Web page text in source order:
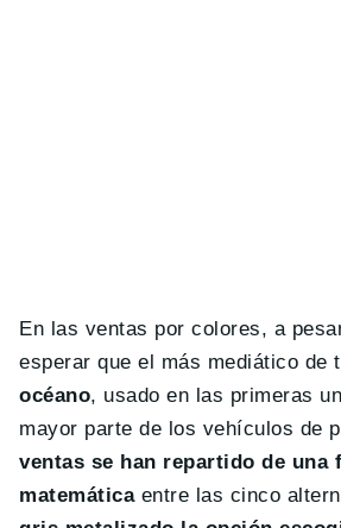
En las ventas por colores, a
esperar que el más mediático de
océano, usado en las primeras
mayor parte de los vehículos de
ventas se han repartido de una
matemática entre las cinco